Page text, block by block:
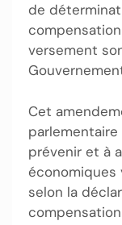
de
versement
Cet
parlementaire
prévenir et à
économiques
selon la